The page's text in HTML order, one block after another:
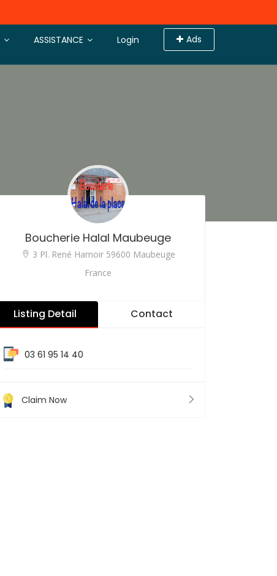
Login Ads
ASSISTANCE
Boucherie Halal Maubeuge
3 Pl. René Hamoir 59600 Maubeuge
France
Listing Detail Contact
03 61 95 14 40
Claim Now